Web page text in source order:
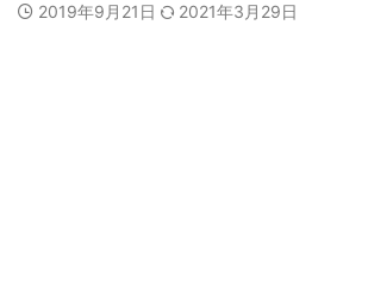
2019年9月21日 2021年3月29日